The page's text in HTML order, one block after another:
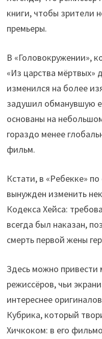
книги, чтобы зрители
премьеры.
В «Головокружении»,
«Из царства мёртвых»
изменился на более
задушил обманувшую
основаны на
гораздо менее
фильм.
Кстати, в «Ребекке»
вынужден изменить
Кодекса Хейса:
всегда был наказан,
смерть первой жены
Здесь можно привести
режиссёров, чьи
интереснее
Кубрика, который
Хичкоком: в его